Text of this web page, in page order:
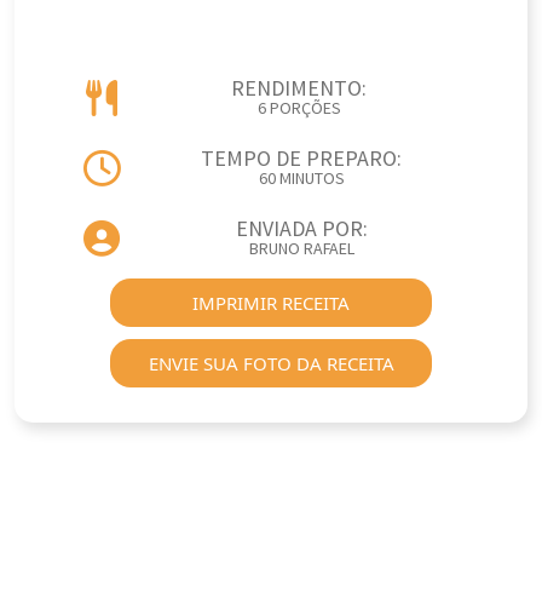
RENDIMENTO:
6 PORÇÕES
TEMPO DE PREPARO:
60 MINUTOS
ENVIADA POR:
BRUNO RAFAEL
IMPRIMIR RECEITA
ENVIE SUA FOTO DA RECEITA